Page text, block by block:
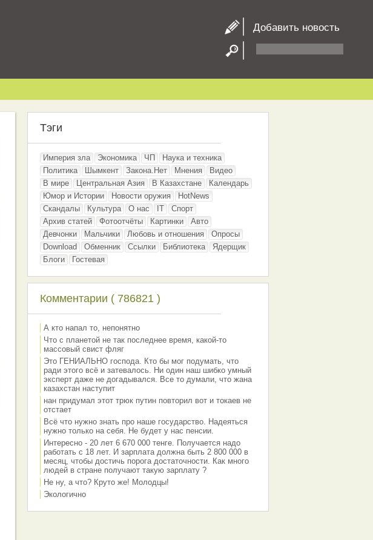
Добавить новость
Тэги
Империя зла Экономика ЧП
Наука и техника
Политика
Шымкент Закона.Нет Мнения
Видео
В мире
Центральная Азия В Казахстане
Календарь
Юмор и Истории
Новости оружия
HotNews
Скандалы
Культура О нас IT
Спорт
Архив статей
Фотоотчёты Картинки
Авто
Девчонки
Мальчики Любовь и отношения
Опросы
Download
Обменник Ссылки Библиотека
Ядерщик
Блоги
Гостевая
Комментарии ( 786821 )
А кто напал то, непонятно
Что с планетой не так последнее время, какой-то
массовый свист фляг
Это ГЕНИАЛЬНО господа. Кто бы мог подумать, что
ради этого всё и затевалось. Ни один наш шибко умный
эксперт даже не догадывался. Все то думали, что жана
казахстан наступит
нан придумал этот трюк путин повторил вот и токаев не
отстает
Всё что нужно знать про наше государство. Надеяться
нужно только на себя. Не будет у нас пенсии.
Интересно - 20 лет 6 670 000 тенге. Получается надо
работать с 18 лет. И зарплата должна быть 2 800 000 в
месяц, чтобы достичь порога достаточности. Как много
людей в стране получают такую зарплату ?
Не ну, а что? Круто же! Молодцы!
Экологично